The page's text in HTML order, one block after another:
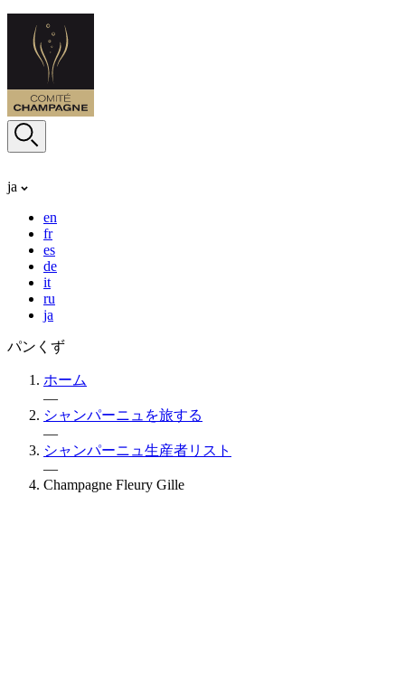
ja
en
fr
es
de
it
ru
ja
パンくず
ホーム
—
シャンパーニュを旅する
—
シャンパーニュ生産者リスト
—
Champagne Fleury Gille